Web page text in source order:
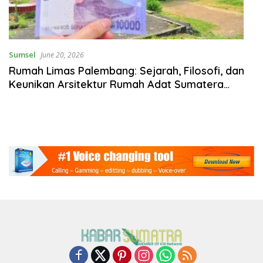
Sumsel June 20, 2026
Rumah Limas Palembang: Sejarah, Filosofi, dan
Keunikan Arsitektur Rumah Adat Sumatera